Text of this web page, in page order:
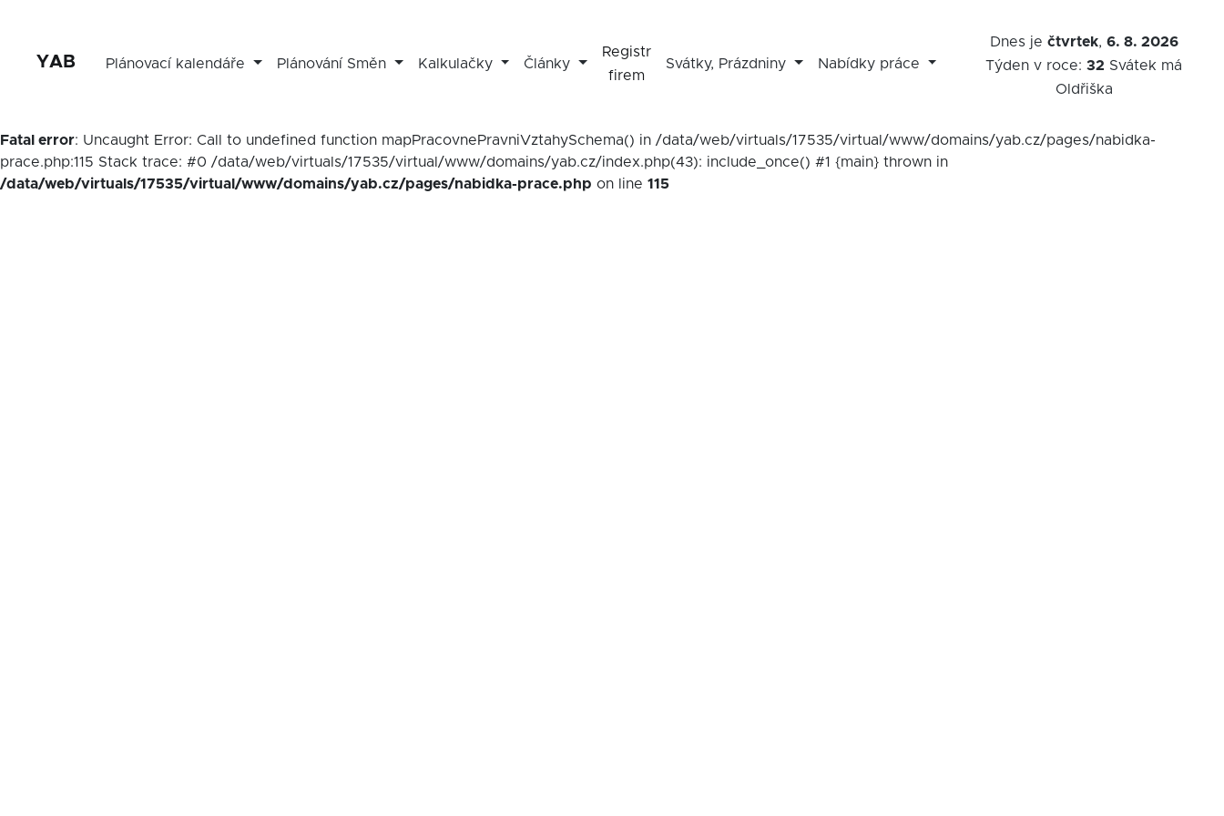
YAB Plánovací kalendáře Plánování Směn Kalkulačky Články
Registr
firem
Svátky, Prázdniny Nabídky práce
Dnes je čtvrtek, 6. 8. 2026
Týden v roce:32 Svátek má
Oldřiška
Fatal error: Uncaught Error: Call to undefined function mapPracovnePravniVztahySchema() in /data/web/virtuals/17535/virtual/www/domains/yab.cz/pages/nabidka-
prace.php:115 Stack trace: #0 /data/web/virtuals/17535/virtual/www/domains/yab.cz/index.php(43): include_once() #1 {main} thrown in
/data/web/virtuals/17535/virtual/www/domains/yab.cz/pages/nabidka-prace.php on line 115